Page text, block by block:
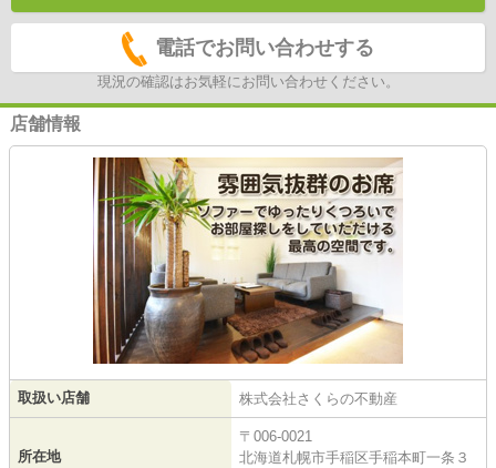
電話でお問い合わせする
現況の確認はお気軽にお問い合わせください。
店舗情報
取扱い店舗 株式会社さくらの不動産
所在地
〒006-0021
北海道札幌市手稲区手稲本町一条３